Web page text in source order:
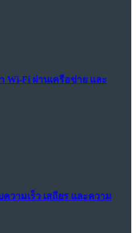
Wi-Fi ผ่านเครือข่าย และ
ความเร็ว เสถียร และความ